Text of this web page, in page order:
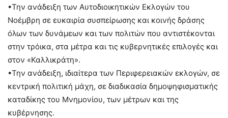
•Την ανάδειξη των Αυτοδιοικητικών Εκλογών του
Νοέμβρη σε ευκαιρία συσπείρωσης και κοινής δράσης
όλων των δυνάμεων και των πολιτών που αντιστέκονται
στην τρόικα, στα μέτρα και τις κυβερνητικές επιλογές και
στον «Καλλικράτη».
•Την ανάδειξη, ιδιαίτερα των Περιφερειακών εκλογών, σε
κεντρική πολιτική μάχη, σε διαδικασία δημοψηφισματικής
καταδίκης του Μνημονίου, των μέτρων και της
κυβέρνησης.